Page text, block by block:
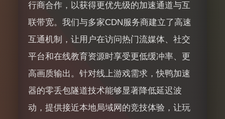
行商合作，以获得更优先级的加速通道与互
联带宽。我们与多家CDN服务商建立了高速
互通机制，让用户在访问热门流媒体、社交
平台和在线教育资源时享受更低缓冲率、更
高画质输出。针对线上游戏需求，快鸭加速
器的零丢包隧道技术能够显著降低延迟波
动，提供接近本地局域网的竞技体验，让玩